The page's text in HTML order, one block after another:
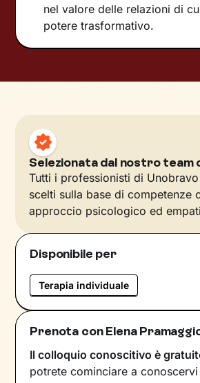
nel valore delle relazioni di
potere trasformativo.
Selezionata dal nostro team
Tutti i professionisti di
scelti sulla base di competenze
approccio psicologico ed
Disponibile per
Terapia individuale
Prenota con Elena
Il colloquio conoscitivo è
potrete cominciare a